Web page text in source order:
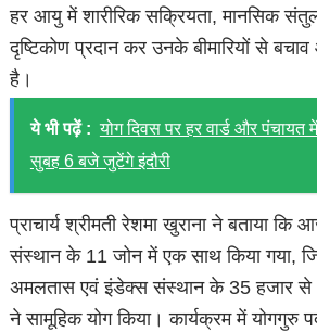
हर आयु में शारीरिक सक्रियता, मानसिक
दृष्टिकोण प्रदान कर उनके बीमारियों से
है।
ये भी पढ़ें : योग दिवस पर हर वार्ड और पंचायत
सुबह 6 बजे जुटेंगे इंदौरी
प्राचार्य श्रीमती रेशमा खुराना ने बताया कि
संस्थान के 11 जोन में एक साथ किया गया,
अमलतास एवं इंडेक्स संस्थान के 35 हजार से
ने सामूहिक योग किया। कार्यक्रम में योगगुरु